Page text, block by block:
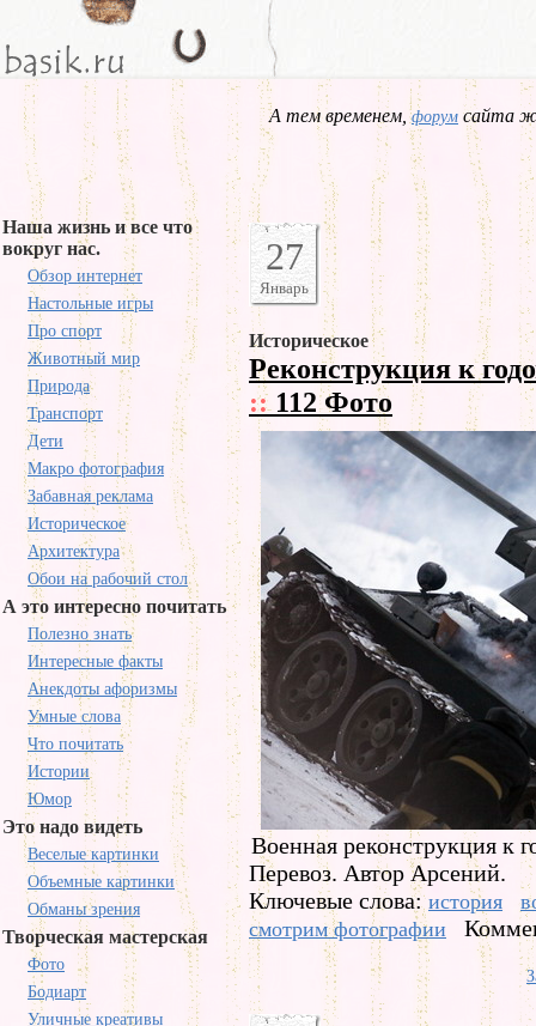
А тем временем,форум сайта
Наша жизнь и все что
вокруг нас.
Обзор интернет
Настольные игры
Про спорт
Животный мир
Природа
Транспорт
Дети
Макро фотография
Забавная реклама
Историческое
Архитектура
Обои на рабочий стол
А это интересно почитать
Полезно знать
Интересные факты
Анекдоты афоризмы
Умные слова
Что почитать
Истории
Юмор
Это надо видеть
Веселые картинки
Объемные картинки
Обманы зрения
Творческая мастерская
Фото
Бодиарт
Уличные креативы
27
Январь
Историческое
Реконструкция к
::112 Фото
Военная реконструкция к
Перевоз. Автор Арсений.
Ключевые слова:история
смотрим фотографии